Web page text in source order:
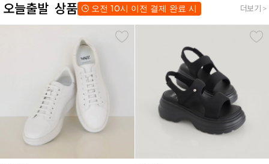
오늘출발 상품 오전 10시 이전 결제 완료 시 더보기 >